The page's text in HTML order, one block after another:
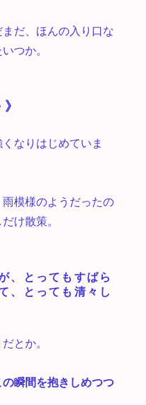
だ、ほんの入り口な
つか。
なりはじめていま
模様のようだったの
け散策。
、とってもすばら
、とっても清々し
とか。
瞬間を抱きしめつつ